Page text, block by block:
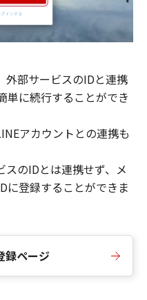
部サービスのIDと連携
単に続行することができ
アカウントとの連携も
のIDとは連携せず、メ
に登録することができま
録ページ